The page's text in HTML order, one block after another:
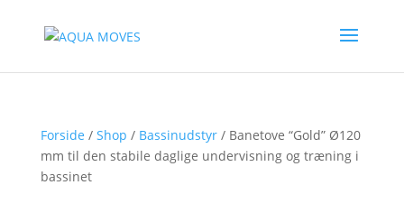
Forside / Shop / Bassinudstyr/ Banetove “Gold” Ø120
mm til den stabile daglige undervisning og træning i
bassinet